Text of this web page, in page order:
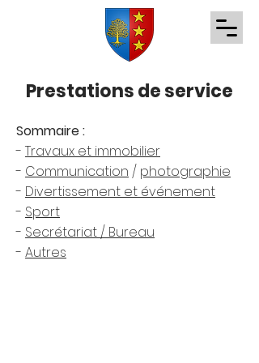
Prestations de service
Sommaire :
- Travaux et immobilier
- Communication / photographie
- Divertissement et événement
- Sport
- Secrétariat / Bureau
- Autres